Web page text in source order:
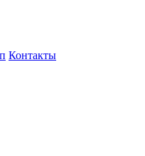
Контакты